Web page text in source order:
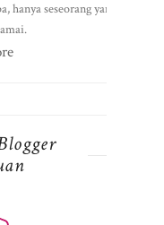
hanya seseorang yang